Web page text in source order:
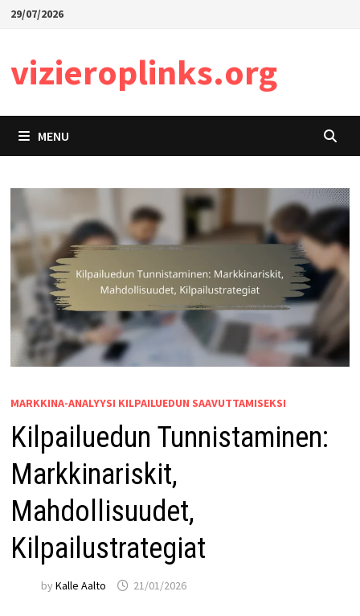
Skip29/07/2026
vizieroplinks.org
MENU
MARKKINA-ANALYYSI KILPAILUEDUN SAAVUTTAMISEKSI
Kilpailuedun Tunnistaminen:
Markkinariskit,
Mahdollisuudet,
Kilpailustrategiat
by Kalle Aalto 21/01/2026